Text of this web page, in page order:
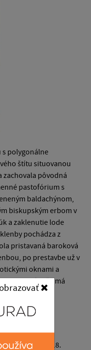
s polygonálne
štítu situovanou
zachovala pôvodná
pastofórium s
baldachýnom,
biskupským erbom v
a zaklenutie lode
pochádza z
pristavaná baroková
po prestavbe už v
oknami a
veža má
prútom a
z polovice 18.